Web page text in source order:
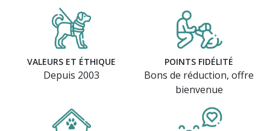
VALEURS ET ÉTHIQUE
Depuis 2003
POINTS FIDÉLITÉ
Bons de réduction, offre
bienvenue